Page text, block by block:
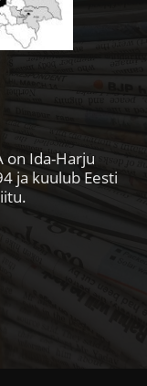
on Ida-Harju
ja kuulub Eesti